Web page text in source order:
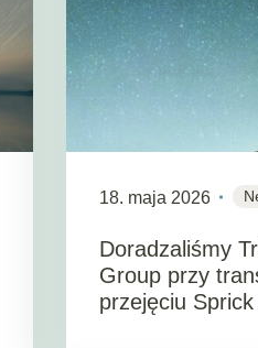
18. maja 2026
Doradzaliśmy
Group przy
przejęciu